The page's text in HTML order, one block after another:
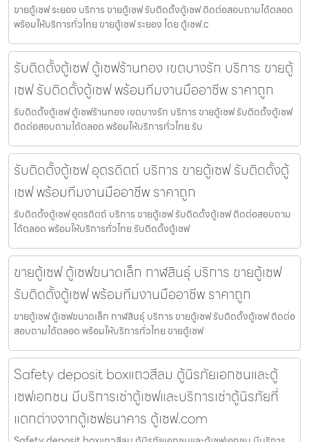
ขายตู้เซฟ ระยอง บริการ ขายตู้เซฟ รับติดตั้งตู้เซฟ ติดต่อสอบถามได้ตลอด
พร้อมให้บริการทั่วไทย ขายตู้เซฟ ระยอง โดย ตู้เซฟ.c
รับติดตั้งตู้เซฟ ตู้เซฟร้านทอง เขตบางรัก บริการ ขายตู้
เซฟ รับติดตั้งตู้เซฟ พร้อมทีมงานมืออาชีพ ราคาถูก
รับติดตั้งตู้เซฟ ตู้เซฟร้านทอง เขตบางรัก บริการ ขายตู้เซฟ รับติดตั้งตู้เซฟ
ติดต่อสอบถามได้ตลอด พร้อมให้บริการทั่วไทย รับ
รับติดตั้งตู้เซฟ อุตรดิตถ์ บริการ ขายตู้เซฟ รับติดตั้งตู้
เซฟ พร้อมทีมงานมืออาชีพ ราคาถูก
รับติดตั้งตู้เซฟ อุตรดิตถ์ บริการ ขายตู้เซฟ รับติดตั้งตู้เซฟ ติดต่อสอบถาม
ได้ตลอด พร้อมให้บริการทั่วไทย รับติดตั้งตู้เซฟ
ขายตู้เซฟ ตู้เซฟขนาดเล็ก กาฬสินธุ์ บริการ ขายตู้เซฟ
รับติดตั้งตู้เซฟ พร้อมทีมงานมืออาชีพ ราคาถูก
ขายตู้เซฟ ตู้เซฟขนาดเล็ก กาฬสินธุ์ บริการ ขายตู้เซฟ รับติดตั้งตู้เซฟ ติดต่อ
สอบถามได้ตลอด พร้อมให้บริการทั่วไทย ขายตู้เซฟ
Safety deposit boxแถวสีลม ตู้นิรภัยเอกชนและตู้
เซฟเอกชน มีบริการเช่าตู้เซฟและบริการเช่าตู้นิรภัยที่
แตกต่างจากตู้เซฟธนาคาร ตู้เซฟ.com